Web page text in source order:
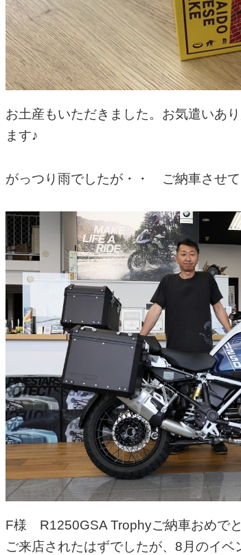
お土産もいただきました。お気遣いあ
ます♪
がっつり雨でしたが・・ ご納車させ
F様 R1250GSA Trophyご納車おめで
ご来店されたはずでしたが、8月のイ